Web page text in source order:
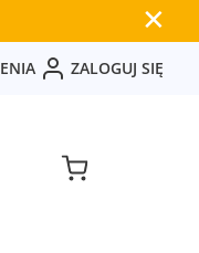
✕
ENIA ZALOGUJ SIĘ